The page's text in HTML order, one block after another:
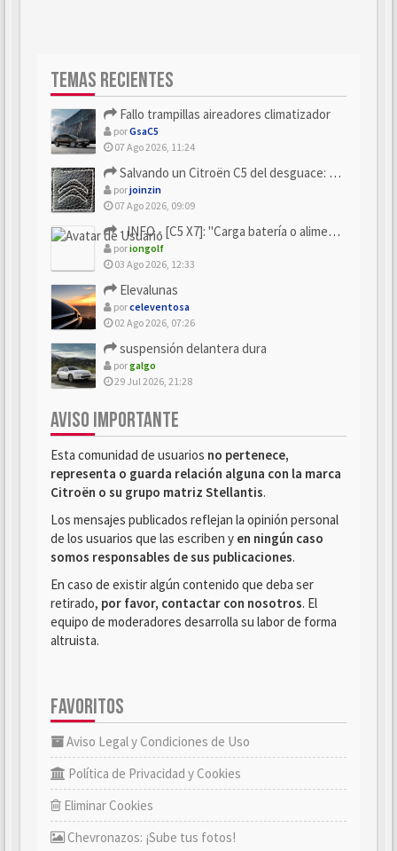
TEMAS RECIENTES
Fallo trampillas aireadores climatizador
porGsaC5
07 Ago 2026, 11:24
Salvando un Citroën C5 del desguace: Presentación y seguimiento
porjoinzin
07 Ago 2026, 09:09
- INFO - [C5 X7]: "Carga batería o alimentación eléctri...
poriongolf
03 Ago 2026, 12:33
Elevalunas
porceleventosa
02 Ago 2026, 07:26
suspensión delantera dura
porgalgo
29 Jul 2026, 21:28
AVISO IMPORTANTE
Esta comunidad de usuarios no pertenece,
representa o guarda relación alguna con la marca
Citroën o su grupo matriz Stellantis.
Los mensajes publicados reflejan la opinión personal
de los usuarios que las escriben y en ningún caso
somos responsables de sus publicaciones.
En caso de existir algún contenido que deba ser
retirado, por favor, contactar con nosotros. El
equipo de moderadores desarrolla su labor de forma
altruista.
FAVORITOS
Aviso Legal y Condiciones de Uso
Política de Privacidad y Cookies
Eliminar Cookies
Chevronazos: ¡Sube tus fotos!